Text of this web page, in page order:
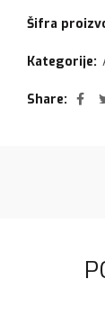
Šifra
Kategorije:
Share